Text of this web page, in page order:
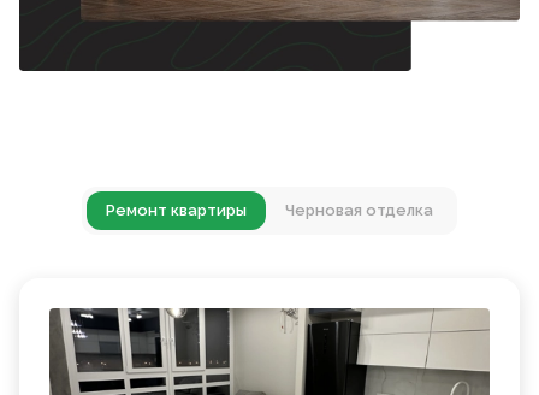
Ремонт квартиры Черновая отделка